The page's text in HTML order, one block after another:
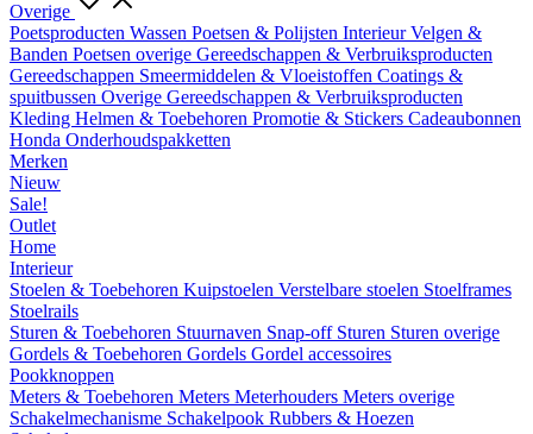
Overige
Poetsproducten Wassen Poetsen & Polijsten InterieurVelgen &
Banden Poetsen overige Gereedschappen & Verbruiksproducten
Gereedschappen Smeermiddelen & Vloeistoffen Coatings &
spuitbussen Overige Gereedschappen & Verbruiksproducten
Kleding Helmen & Toebehoren Promotie & Stickers Cadeaubonnen
Honda Onderhoudspakketten
Merken
Nieuw
Sale!
Outlet
Home
Interieur
Stoelen & Toebehoren Kuipstoelen Verstelbare stoelen Stoelframes
Stoelrails
Sturen & Toebehoren Stuurnaven Snap-off Sturen Sturen overige
Gordels & Toebehoren Gordels Gordel accessoires
Pookknoppen
Meters & Toebehoren Meters Meterhouders Meters overige
Schakelmechanisme Schakelpook Rubbers & Hoezen